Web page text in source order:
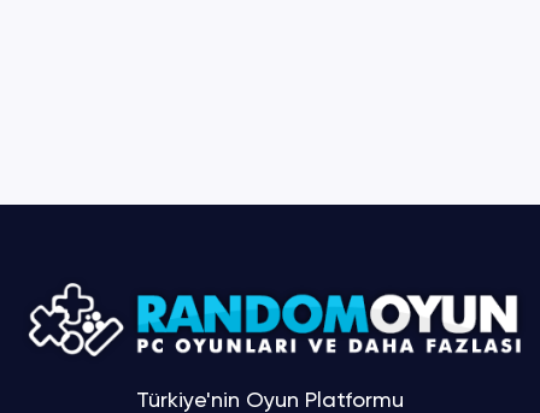
Türkiye'nin Oyun Platformu